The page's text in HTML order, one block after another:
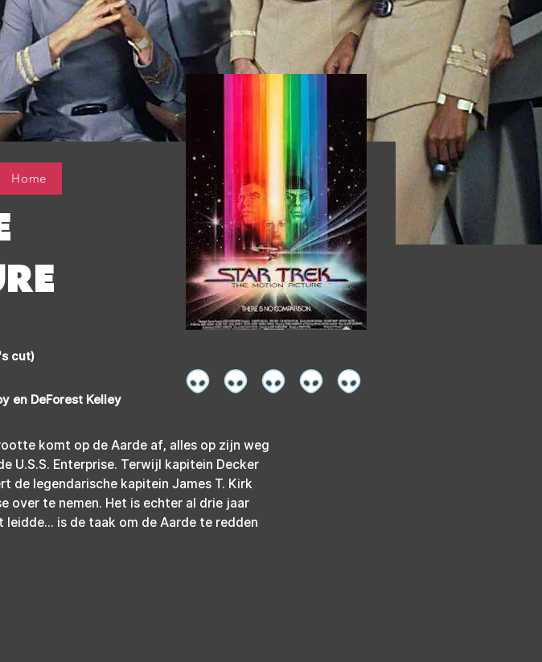
Home
cut)
en DeForest Kelley
komt op de Aarde af, alles op zijn weg
U.S.S. Enterprise. Terwijl kapitein Decker
de legendarische kapitein James T. Kirk
over te nemen. Het is echter al drie jaar
is de taak om de Aarde te redden